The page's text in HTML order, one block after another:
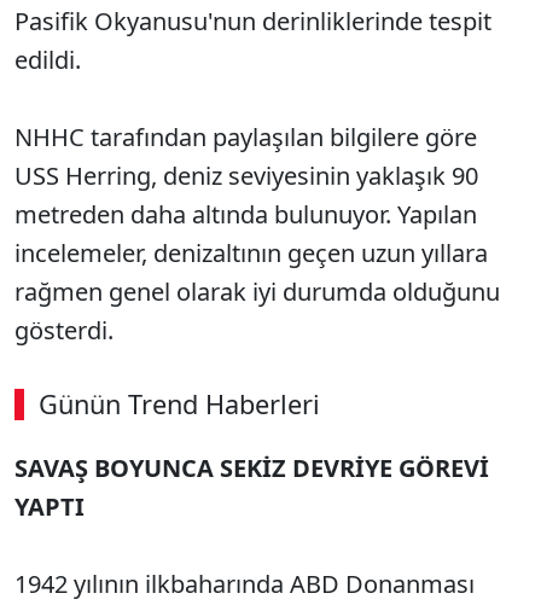
Pasifik Okyanusu'nun derinliklerinde tespit
edildi.
NHHC tarafından paylaşılan bilgilere göre
USS Herring, deniz seviyesinin yaklaşık 90
metreden daha altında bulunuyor. Yapılan
incelemeler, denizaltının geçen uzun yıllara
rağmen genel olarak iyi durumda olduğunu
gösterdi.
Günün Trend Haberleri
SAVAŞ BOYUNCA SEKİZ DEVRİYE GÖREVİ
YAPTI
1942 yılının ilkbaharında ABD Donanması